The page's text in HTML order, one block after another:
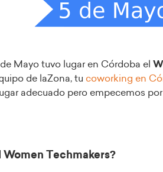
Mayo tuvo lugar en Córdoba el
de laZona, tu coworking en
adecuado pero empecemos
Women Techmakers?